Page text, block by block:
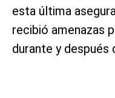
esta última
recibió amenazas
durante y después